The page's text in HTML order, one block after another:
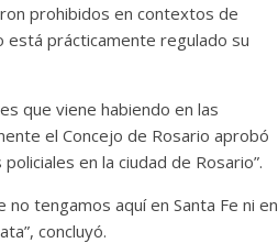
prohibidos en contextos de
está prácticamente regulado su
que viene habiendo en las
el Concejo de Rosario aprobó
en la ciudad de Rosario”.
tengamos aquí en Santa Fe ni en
concluyó.